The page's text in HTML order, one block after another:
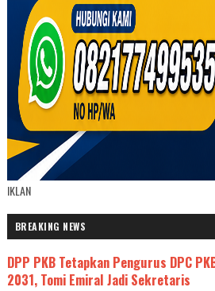
IKLAN
BREAKING NEWS
DPP PKB Tetapkan Pengurus DPC
2031, Tomi Emiral Jadi Sekretaris